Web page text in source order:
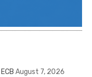
August 7, 2026